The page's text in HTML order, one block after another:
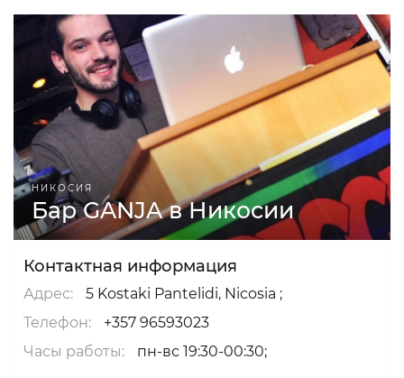
НИКОСИЯ
Бар GANJA в Никосии
Контактная информация
Адрес:
5 Kostaki Pantelidi, Nicosia ;
Телефон:
+357 96593023
Часы работы:
пн-вс 19:30-00:30;